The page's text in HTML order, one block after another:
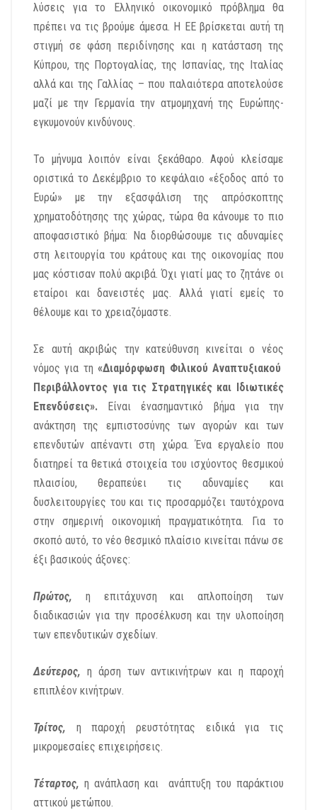
λύσεις για το Ελληνικό οικονομικό πρόβλημα θα
πρέπει να τις βρούμε άμεσα. Η ΕΕ βρίσκεται αυτή τη
στιγμή σε φάση περιδίνησης και η κατάσταση της
Κύπρου, της Πορτογαλίας, της Ισπανίας, της Ιταλίας
αλλά και της Γαλλίας – που παλαιότερα αποτελούσε
μαζί με την Γερμανία την ατμομηχανή της Ευρώπης-
εγκυμονούν κινδύνους.
Το μήνυμα λοιπόν είναι ξεκάθαρο. Αφού κλείσαμε
οριστικά το Δεκέμβριο το κεφάλαιο «έξοδος από το
Ευρώ» με την εξασφάλιση της απρόσκοπτης
χρηματοδότησης της χώρας, τώρα θα κάνουμε το πιο
αποφασιστικό βήμα: Να διορθώσουμε τις αδυναμίες
στη λειτουργία του κράτους και της οικονομίας που
μας κόστισαν πολύ ακριβά. Όχι γιατί μας το ζητάνε οι
εταίροι και δανειστές μας. Αλλά γιατί εμείς το
θέλουμε και το χρειαζόμαστε.
Σε αυτή ακριβώς την κατεύθυνση κινείται ο νέος
νόμος για τη«Διαμόρφωση Φιλικού Αναπτυξιακού
Περιβάλλοντος για τις Στρατηγικές και Ιδιωτικές
Επενδύσεις». Είναι ένασημαντικό βήμα για την
ανάκτηση της εμπιστοσύνης των αγορών και των
επενδυτών απέναντι στη χώρα. Ένα εργαλείο που
διατηρεί τα θετικά στοιχεία του ισχύοντος θεσμικού
πλαισίου, θεραπεύει τις αδυναμίες και
δυσλειτουργίες του και τις προσαρμόζει ταυτόχρονα
στην σημερινή οικονομική πραγματικότητα. Για το
σκοπό αυτό, το νέο θεσμικό πλαίσιο κινείται πάνω σε
έξι βασικούς άξονες:
Πρώτος, η επιτάχυνση και απλοποίηση των
διαδικασιών για την προσέλκυση και την υλοποίηση
των επενδυτικών σχεδίων.
Δεύτερος, η άρση των αντικινήτρων και η παροχή
επιπλέον κινήτρων.
Τρίτος, η παροχή ρευστότητας ειδικά για τις
μικρομεσαίες επιχειρήσεις.
Τέταρτος, η ανάπλαση και ανάπτυξη του παράκτιου
αττικού μετώπου.